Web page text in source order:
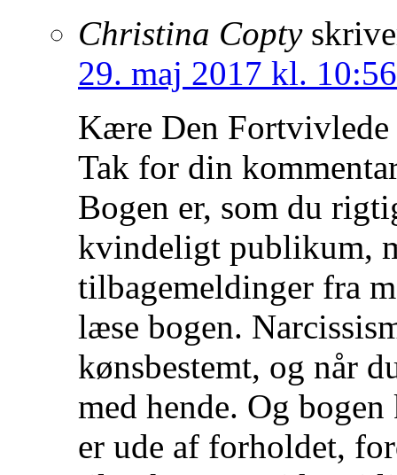
Christina Copty
29. maj 2017 kl. 10:56
Kære Den Fortvivlede
Tak for din
Bogen er, som du
kvindeligt publikum,
tilbagemeldinger fra
læse bogen.
kønsbestemt, og når
med hende. Og
er ude af forholdet,